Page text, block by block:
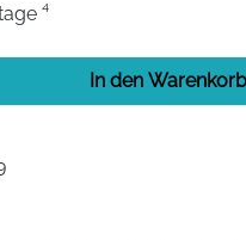
⁴
den In den Warenkorb